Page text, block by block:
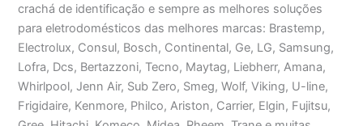
crachá de identificação e sempre as melhores soluções
para eletrodomésticos das melhores marcas: Brastemp,
Electrolux, Consul, Bosch, Continental, Ge, LG, Samsung,
Lofra, Dcs, Bertazzoni, Tecno, Maytag, Liebherr, Amana,
Whirlpool, Jenn Air, Sub Zero, Smeg, Wolf, Viking, U-line,
Frigidaire, Kenmore, Philco, Ariston, Carrier, Elgin, Fujitsu,